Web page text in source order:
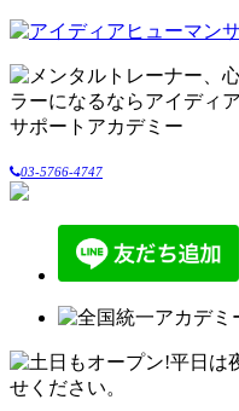
03-5766-4747